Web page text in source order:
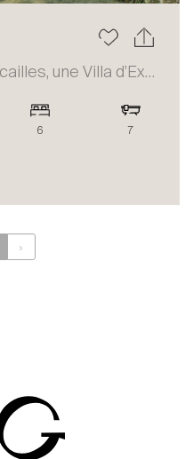
Exclusivité - Villa Les Rocailles, une Villa d'Exception
6 7
›